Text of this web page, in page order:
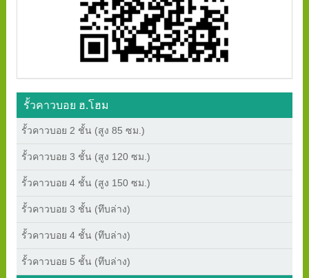
รั้วคาวบอย ฮ.โฮม
รั้วคาวบอย 2 ชั้น (สูง 85 ซม.)
รั้วคาวบอย 3 ชั้น (สูง 120 ซม.)
รั้วคาวบอย 4 ชั้น (สูง 150 ซม.)
รั้วคาวบอย 3 ชั้น (ทึบล่าง)
รั้วคาวบอย 4 ชั้น (ทึบล่าง)
รั้วคาวบอย 5 ชั้น (ทึบล่าง)